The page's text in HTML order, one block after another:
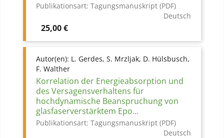
Publikationsart: Tagungsmanuskript (PDF)
Deutsch
Preis
25,00 €
Autor(en): L. Gerdes, S. Mrzljak, D. Hülsbusch,
F. Walther
Korrelation der Energieabsorption und
des Versagensverhaltens für
hochdynamische Beanspruchung von
glasfaserverstärktem Epo...
Publikationsart: Tagungsmanuskript (PDF)
Deutsch